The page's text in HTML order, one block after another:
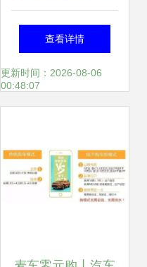
开启智能生活新体
验
查看详情
更新时间：2026-08-06
00:48:07